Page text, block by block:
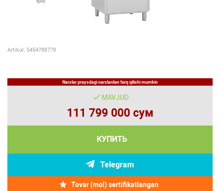
Artikul: 5454788778
Narxlar praysdagi narxlardan farq qilishi mumkin
MAVJUD
111 799 000 сум
КУПИТЬ
Telegram
Tovar (mol) sertifikatlangan